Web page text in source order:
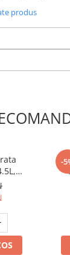
produs
turnat,
-